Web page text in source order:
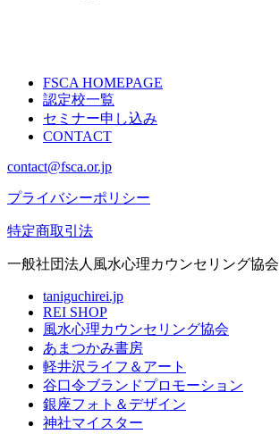
FSCA HOMEPAGE
認定校一覧
セミナー申し込み
CONTACT
contact@fsca.or.jp
プライバシーポリシー
特定商取引法
一般社団法人風水心理カウンセリング協会
taniguchirei.jp
REI SHOP
風水心理カウンセリング協会
あまつかみ書房
軽井沢ライフ＆アート
谷口令ブランドプロモーション
銀座フォト＆デザイン
神社マイスター